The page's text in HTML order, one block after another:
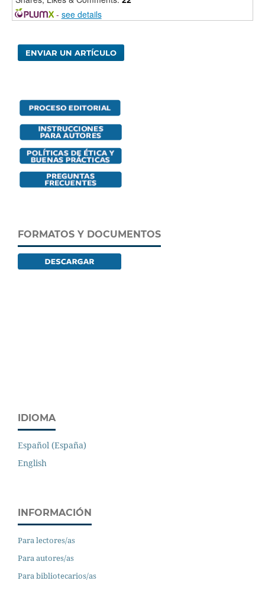
- see details
ENVIAR UN ARTÍCULO
FORMATOS Y DOCUMENTOS
IDIOMA
Español (España)
English
INFORMACIÓN
Para lectores/as
Para autores/as
Para bibliotecarios/as